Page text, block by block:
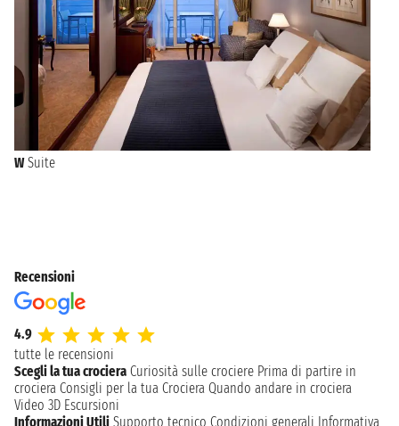
W Suite
Recensioni
4.9
tutte le recensioni
Scegli la tua crociera Curiosità sulle crociere Prima di partire in
crociera Consigli per la tua Crociera Quando andare in crociera
Video 3D Escursioni
Informazioni Utili Supporto tecnico Condizioni generali Informativa